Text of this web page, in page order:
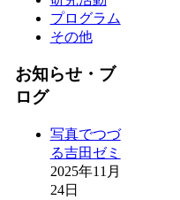
プログラム
その他
お知らせ・ブ
ログ
写真でつづ
る吉田ゼミ
2025年11月
24日